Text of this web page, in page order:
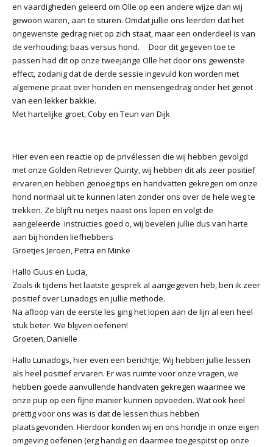
en vaardigheden geleerd om Olle op een andere wijze dan wij
gewoon waren, aan te sturen. Omdat jullie ons leerden dat het
ongewenste gedrag niet op zich staat, maar een onderdeel is van
de verhouding: baas versus hond. Door dit gegeven toe te
passen had dit op onze tweejarige Olle het door ons gewenste
effect, zodanig dat de derde sessie ingevuld kon worden met
algemene praat over honden en mensengedrag onder het genot
van een lekker bakkie.
Met hartelijke groet, Coby en Teun van Dijk
Hier even een reactie op de privélessen die wij hebben gevolgd
met onze Golden Retriever Quinty, wij hebben dit als zeer positief
ervaren,en hebben genoeg tips en handvatten gekregen om onze
hond normaal uit te kunnen laten zonder ons over de hele weg te
trekken. Ze blijft nu netjes naast ons lopen en volgt de
aangeleerde instructies goed o, wij bevelen jullie dus van harte
aan bij honden liefhebbers
Groetjes Jeroen, Petra en Minke
Hallo Guus en Lucia,
Zoals ik tijdens het laatste gesprek al aangegeven heb, ben ik zeer
positief over Lunadogs en jullie methode.
Na afloop van de eerste les ging het lopen aan de lijn al een heel
stuk beter. We blijven oefenen!
Groeten, Danielle
Hallo Lunadogs, hier even een berichtje; Wij hebben jullie lessen
als heel positief ervaren. Er was ruimte voor onze vragen, we
hebben goede aanvullende handvaten gekregen waarmee we
onze pup op een fijne manier kunnen opvoeden. Wat ook heel
prettig voor ons was is dat de lessen thuis hebben
plaatsgevonden. Hierdoor konden wij en ons hondje in onze eigen
omgeving oefenen (erg handig en daarmee toegespitst op onze